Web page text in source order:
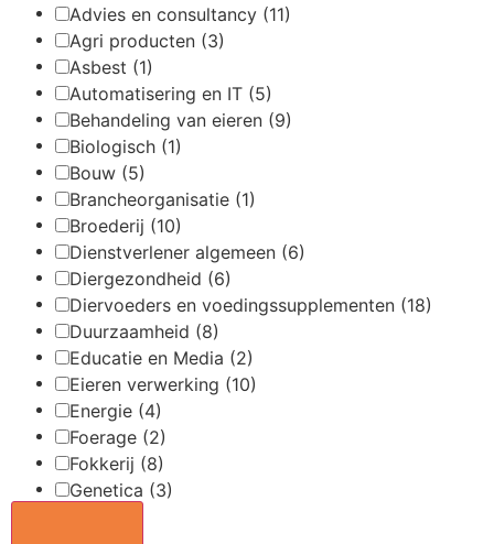
Advies en consultancy (11)
Agri producten (3)
Asbest (1)
Automatisering en IT (5)
Behandeling van eieren (9)
Biologisch (1)
Bouw (5)
Brancheorganisatie (1)
Broederij (10)
Dienstverlener algemeen (6)
Diergezondheid (6)
Diervoeders en voedingssupplementen (18)
Duurzaamheid (8)
Educatie en Media (2)
Eieren verwerking (10)
Energie (4)
Foerage (2)
Fokkerij (8)
Genetica (3)